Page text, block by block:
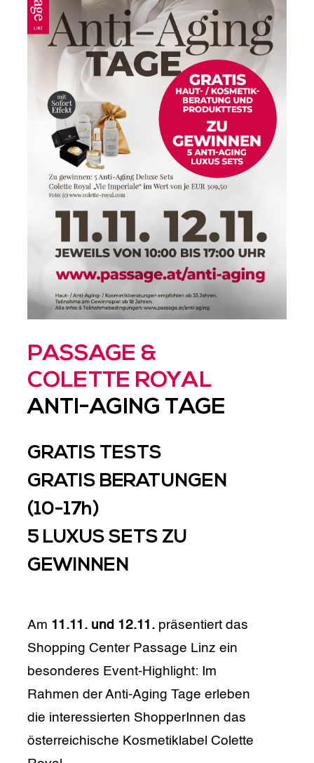
PASSAGE &
COLETTE ROYAL
ANTI-AGING TAGE
GRATIS TESTS
GRATIS BERATUNGEN
(10-17h)
5 LUXUS SETS ZU
GEWINNEN
Am 11.11. und 12.11.präsentiert das
Shopping Center Passage Linz ein
besonderes Event-Highlight: Im
Rahmen der Anti-Aging Tage erleben
die interessierten ShopperInnen das
österreichische Kosmetiklabel Colette